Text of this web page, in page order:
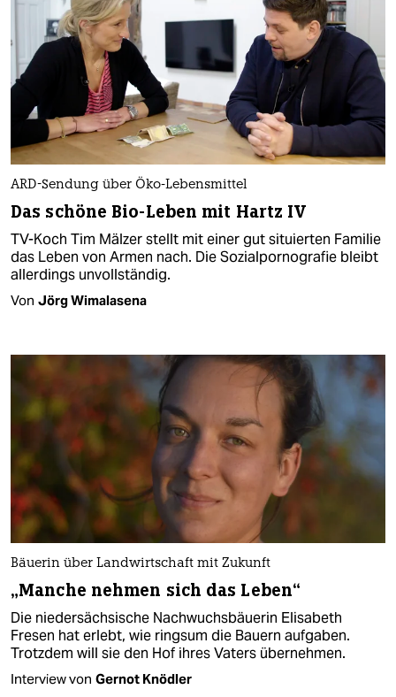
ARD-Sendung über Öko-Lebensmittel
Das schöne Bio-Leben mit Hartz IV
TV-Koch Tim Mälzer stellt mit einer gut situierten Familie
das Leben von Armen nach. Die Sozialpornografie bleibt
allerdings unvollständig.
Von Jörg Wimalasena
Bäuerin über Landwirtschaft mit Zukunft
„Manche nehmen sich das Leben“
Die niedersächsische Nachwuchsbäuerin Elisabeth
Fresen hat erlebt, wie ringsum die Bauern aufgaben.
Trotzdem will sie den Hof ihres Vaters übernehmen.
Interview von Gernot Knödler